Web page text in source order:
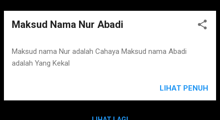
o
Maksud Nama Nur Abadi
Maksud nama Nur adalah Cahaya Maksud nama Abadi
adalah Yang Kekal
LIHAT PENUH